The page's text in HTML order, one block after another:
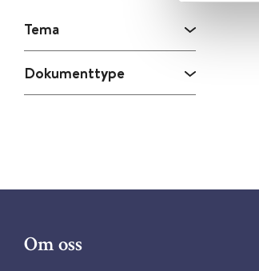
Tema
Dokumenttype
Om oss